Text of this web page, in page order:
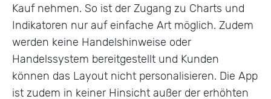
Kauf nehmen. So ist der Zugang zu Charts und
Indikatoren nur auf einfache Art möglich. Zudem
werden keine Handelshinweise oder
Handelssystem bereitgestellt und Kunden
können das Layout nicht personalisieren. Die App
ist zudem in keiner Hinsicht außer der erhöhten